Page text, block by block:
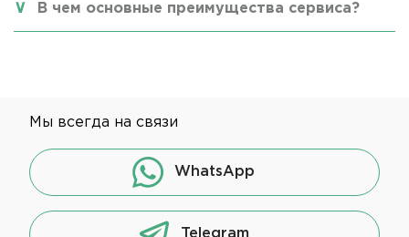
В чем основные преимущества сервиса?
Мы всегда на связи
WhatsApp
Telegram